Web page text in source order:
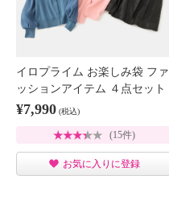
イロプライム お楽しみ袋 ファ
ッションアイテム ４点セット
¥7,990 (税込)
(15件)
お気に入りに登録